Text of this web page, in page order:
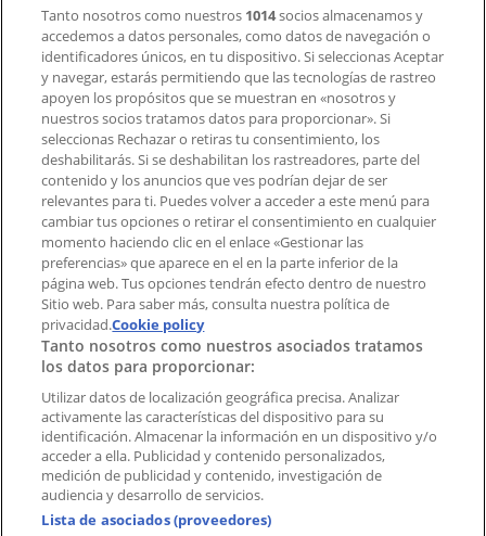
Contacto comercial y de marketing
Tienda mal colocada en el mapa
Notificar un folleto
¿Encontraste un problema en la web o en la
aplicación?
Índices
Marcas
Marcas locales
Negocios
Negocios cercanos
Productos
Productos locales
Ciudades
Descargar la APP Tiendeo
Tanto nosotros como nuestros 1014socios almacenamos y
accedemos a datos personales, como datos de navegación o
identificadores únicos, en tu dispositivo. Si seleccionas Aceptar
y navegar, estarás permitiendo que las tecnologías de rastreo
apoyen los propósitos que se muestran en «nosotros y
nuestros socios tratamos datos para proporcionar». Si
seleccionas Rechazar o retiras tu consentimiento, los
deshabilitarás. Si se deshabilitan los rastreadores, parte del
contenido y los anuncios que ves podrían dejar de ser
relevantes para ti. Puedes volver a acceder a este menú para
cambiar tus opciones o retirar el consentimiento en cualquier
momento haciendo clic en el enlace «Gestionar las
preferencias» que aparece en el en la parte inferior de la
página web. Tus opciones tendrán efecto dentro de nuestro
Sitio web. Para saber más, consulta nuestra política de
privacidad.Cookie policy
Tanto nosotros como nuestros asociados tratamos
los datos para proporcionar:
Utilizar datos de localización geográfica precisa. Analizar
activamente las características del dispositivo para su
identificación. Almacenar la información en un dispositivo y/o
acceder a ella. Publicidad y contenido personalizados,
medición de publicidad y contenido, investigación de
audiencia y desarrollo de servicios.
Lista de asociados (proveedores)